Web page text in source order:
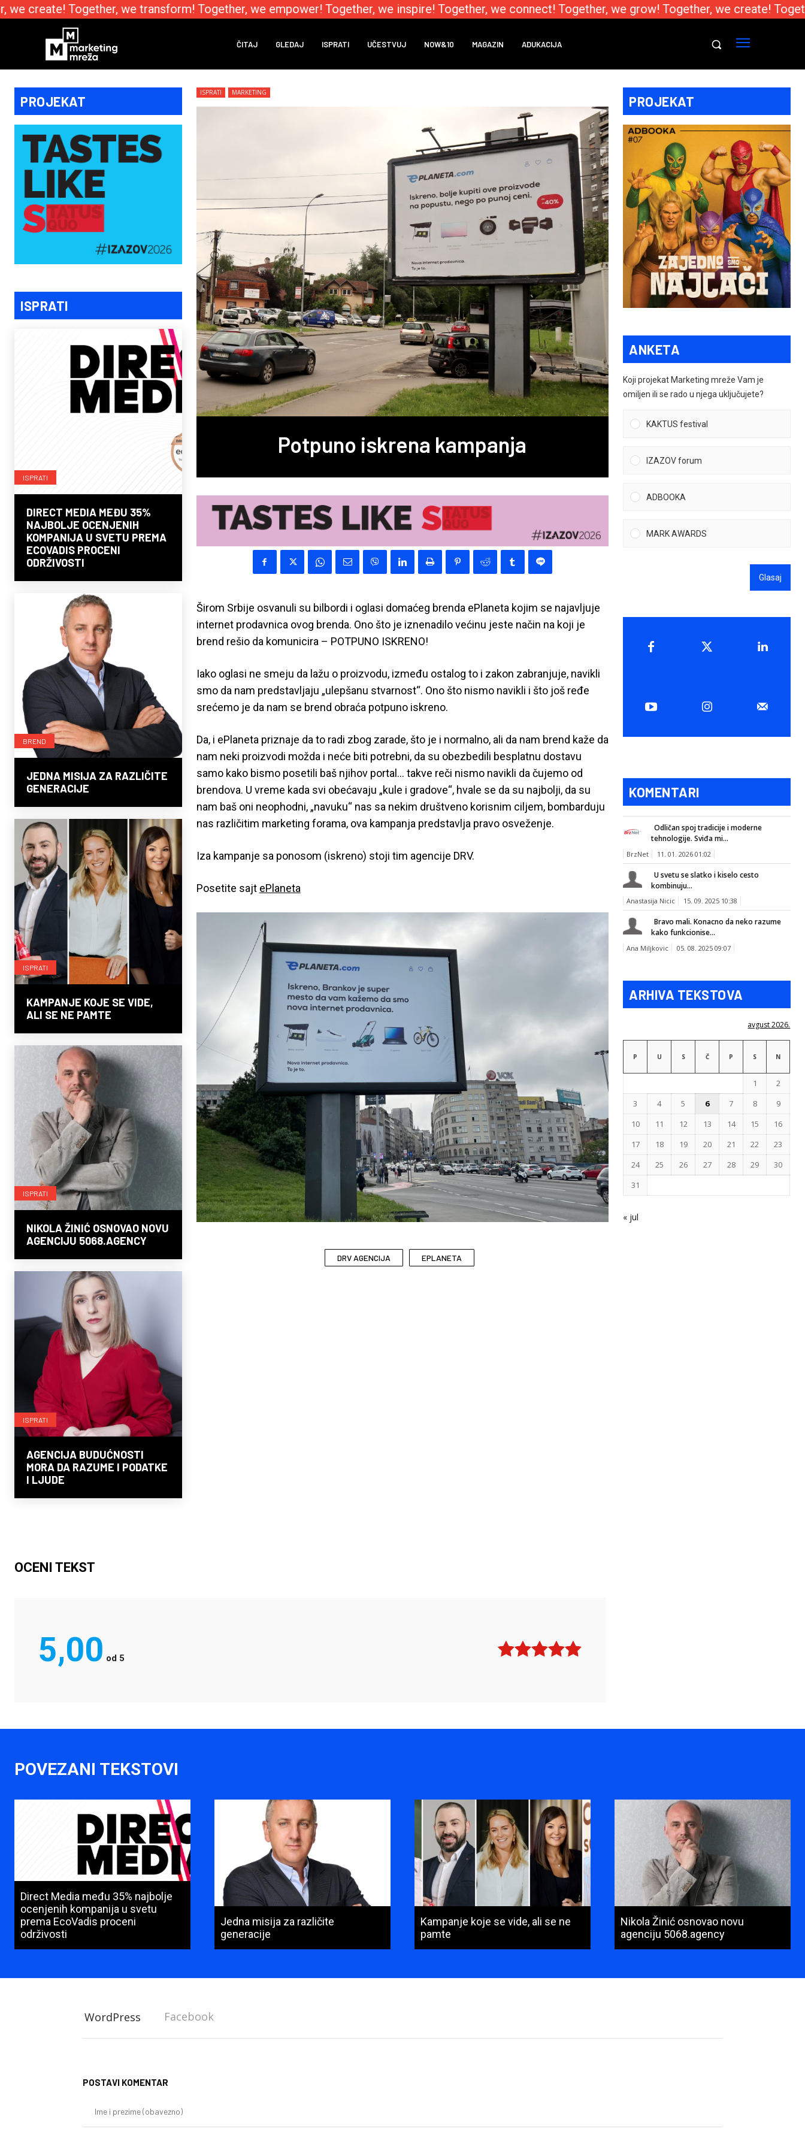
create! Together, we transform! Together, we empower! Together, we inspire! Together, we connect! Together, we grow! Together, we create!
ČITAJ GLEDAJ ISPRATI UČESTVUJ NOW&10 MAGAZIN ADUKACIJA
PROJEKAT
ISPRATI
ISPRATI
DIRECT MEDIA MEĐU 35%
NAJBOLJE OCENJENIH
KOMPANIJA U SVETU PREMA
ECOVADIS PROCENI
ODRŽIVOSTI
BREND
JEDNA MISIJA ZA RAZLIČITE
GENERACIJE
ISPRATI
KAMPANJE KOJE SE VIDE,
ALI SE NE PAMTE
ISPRATI
NIKOLA ŽINIĆ OSNOVAO NOVU
AGENCIJU 5068.AGENCY
ISPRATI
AGENCIJA BUDUĆNOSTI
MORA DA RAZUME I PODATKE
I LJUDE
ISPRATI MARKETING
Potpuno iskrena kampanja
Širom Srbije osvanuli su bilbordi i oglasi domaćeg brenda ePlaneta kojim se najavljuje
internet prodavnica ovog brenda. Ono što je iznenadilo većinu jeste način na koji je
brend rešio da komunicira – POTPUNO ISKRENO!
Iako oglasi ne smeju da lažu o proizvodu, između ostalog to i zakon zabranjuje, navikli
smo da nam predstavljaju „ulepšanu stvarnost“. Ono što nismo navikli i što još ređe
srećemo je da nam se brend obraća potpuno iskreno.
Da, i ePlaneta priznaje da to radi zbog zarade, što je i normalno, ali da nam brend kaže da
nam neki proizvodi možda i neće biti potrebni, da su obezbedili besplatnu dostavu
samo kako bismo posetili baš njihov portal… takve reči nismo navikli da čujemo od
brendova. U vreme kada svi obećavaju „kule i gradove“, hvale se da su najbolji, da su
nam baš oni neophodni, „navuku“ nas sa nekim društveno korisnim ciljem, bombarduju
nas različitim marketing forama, ova kampanja predstavlja pravo osveženje.
Iza kampanje sa ponosom (iskreno) stoji tim agencije DRV.
Posetite sajt ePlaneta
DRV AGENCIJA EPLANETA
PROJEKAT
ANKETA
Koji projekat Marketing mreže Vam je
omiljen ili se rado u njega uključujete?
KAKTUS festival
IZAZOV forum
ADBOOKA
MARK AWARDS
Glasaj
KOMENTARI
Odličan spoj tradicije i moderne
tehnologije. Sviđa mi...
BrzNet 11. 01. 2026 01:02
U svetu se slatko i kiselo cesto
kombinuju...
Anastasija Nicic 15. 09. 2025 10:38
Bravo mali. Konacno da neko razume
kako funkcionise...
Ana Miljkovic 05. 08. 2025 09:07
ARHIVA TEKSTOVA
avgust 2026.
P U S Č P S N
1
2
3
4 5 6 7 8
9
10
11 12 13 14 15
16
17
18 19 20 21 22
23
24
25 26 27 28 29
30
31
« jul
OCENI TEKST
5,00 od 5
POVEZANI TEKSTOVI
Direct Media među 35% najbolje
ocenjenih kompanija u svetu
prema EcoVadis proceni
održivosti
Jedna misija za različite
generacije
Kampanje koje se vide, ali se ne
pamte
Nikola Žinić osnovao novu
agenciju 5068.agency
WordPress Facebook
POSTAVI KOMENTAR
prezime